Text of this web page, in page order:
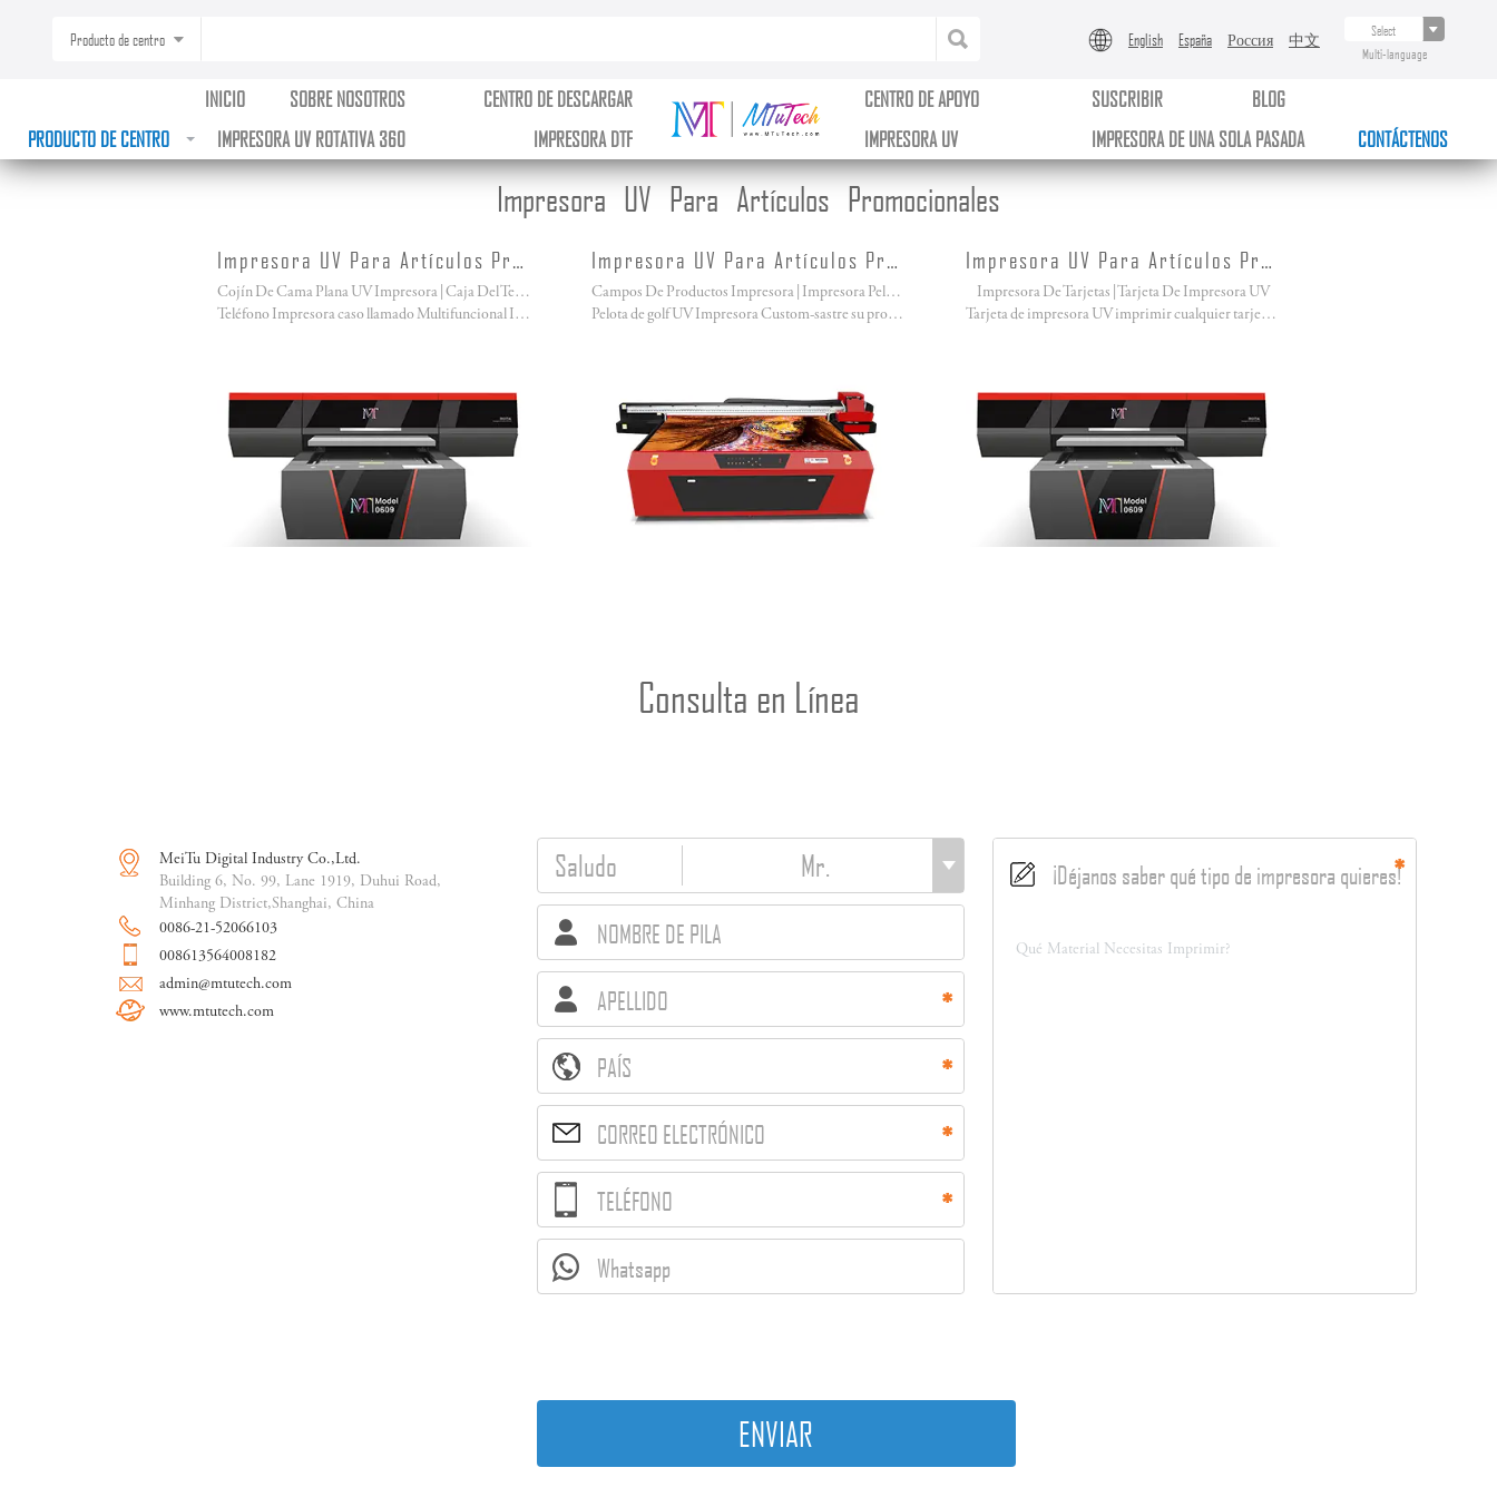
Producto de centro English España Россия 中文
Multi-language
PRODUCTO DE CENTRO CONTÁCTENOS
INICIO SOBRE NOSOTROS CENTRO DE DESCARGAR CENTRO DE APOYO SUSCRIBIR
BLOG
IMPRESORA UV ROTATIVA 360
IMPRESORA DTF IMPRESORA UV IMPRESORA DE UNA SOLA PASADA
Impresora UV Para Artículos Promocionales
Impresora UV Para Artículos Promocionales
Cojín De Cama Plana UV Impresora | Caja Del Teléfono De Cama Plana UV Impresora
Teléfono Impresora caso llamado Multifuncional Impresora UV, UV de cama plana de la impresora!
Impresora UV Para Artículos Promocionales
Campos De Productos Impresora | Impresora Pelota De Golf UV
Pelota de golf UV Impresora Custom-sastre su propia pelota de golf y campos de los productos!
Impresora UV Para Artículos Promocionales
Impresora De Tarjetas | Tarjeta De Impresora UV
Tarjeta de impresora UV imprimir cualquier tarjeta se puede imaginar, la tarjeta de miembro igual!
Consulta en Línea
MeiTu Digital Industry Co.,Ltd.
Building 6, No. 99, Lane 1919, Duhui Road,
Minhang District,Shanghai, China
0086-21-52066103
008613564008182
admin@mtutech.com
www.mtutech.com
Saludo
NOMBRE DE PILA
APELLIDO
PAÍS
CORREO ELECTRÓNICO
TELÉFONO
Whatsapp
¡Déjanos saber qué tipo de impresora quieres!
ENVIAR